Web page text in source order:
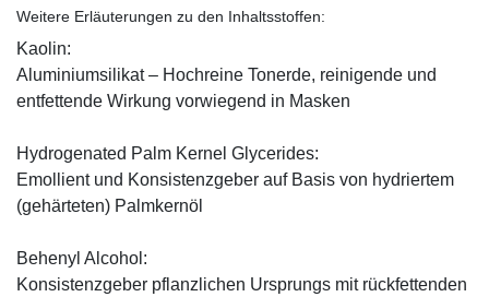
Weitere Erläuterungen zu den Inhaltsstoffen:
Kaolin:
Aluminiumsilikat – Hochreine Tonerde, reinigende und
entfettende Wirkung vorwiegend in Masken
Hydrogenated Palm Kernel Glycerides:
Emollient und Konsistenzgeber auf Basis von hydriertem
(gehärteten) Palmkernöl
Behenyl Alcohol:
Konsistenzgeber pflanzlichen Ursprungs mit rückfettenden